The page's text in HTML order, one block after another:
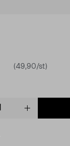
(49,90/st)